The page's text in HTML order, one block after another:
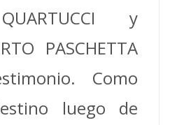
y
PASCHETTA
Como
luego de